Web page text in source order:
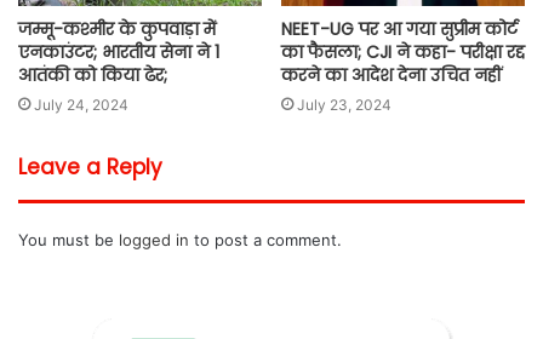
जम्मू-कश्मीर के कुपवाड़ा में
एनकाउंटर; भारतीय सेना ने 1
आतंकी को किया ढेर;
July 24, 2024
NEET-UG पर आ गया सुप्रीम कोर्ट
का फैसला; CJI ने कहा- परीक्षा रद्द
करने का आदेश देना उचित नहीं
July 23, 2024
Leave a Reply
You must be logged in to post a comment.